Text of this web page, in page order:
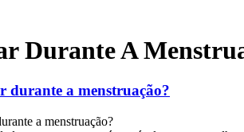
Durante A
durante a menstruação?